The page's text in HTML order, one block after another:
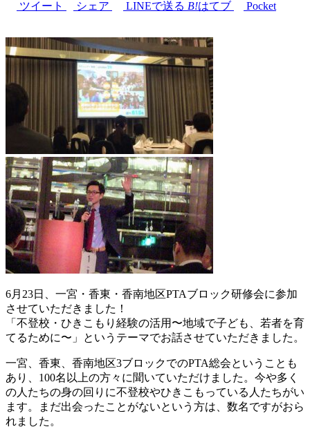
ツイート シェア LINEで送る B!はてブ Pocket
6月23日、一宮・香東・香南地区PTAブロック研修会に参加
させていただきました！
「不登校・ひきこもり経験の活用〜地域で子ども、若者を育
てるために〜」というテーマでお話させていただきました。
一宮、香東、香南地区3ブロックでのPTA総会ということも
あり、100名以上の方々に聞いていただけました。今や多く
の人たちの身の回りに不登校やひきこもっている人たちがい
ます。まだ出会ったことがないという方は、数名ですがおら
れました。